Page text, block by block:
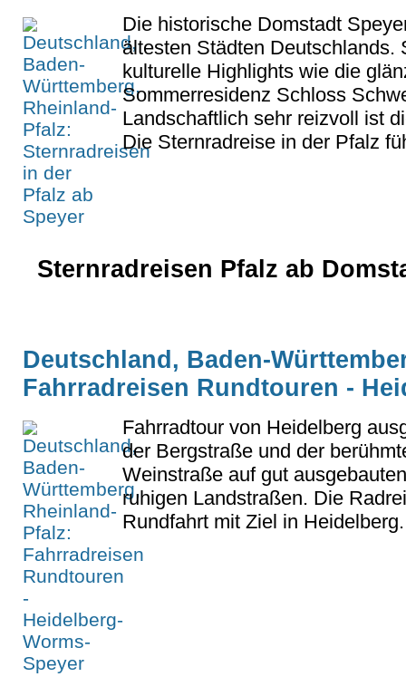
Die historische Domstadt
ältesten Städten Deutschlands.
kulturelle Highlights wie die
Sommerresidenz Schloss
Landschaftlich sehr reizvoll ist
Die Sternradreise in der Pfalz
Sternradreisen Pfalz ab
Deutschland, Baden-
Fahrradreisen Rundtouren -
Fahrradtour von Heidelberg
der Bergstraße und der
Weinstraße auf gut
ruhigen Landstraßen. Die
Rundfahrt mit Ziel in Heidelberg.